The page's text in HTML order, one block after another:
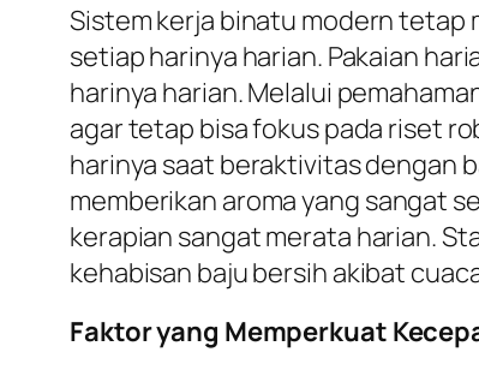
Sistem kerja binatu modern tetap
setiap harinya harian. Pakaian
harinya harian. Melalui
agar tetap bisa fokus pada riset
harinya saat beraktivitas dengan
memberikan aroma yang sangat
kerapian sangat merata harian.
kehabisan baju bersih akibat
Faktor yang Memperkuat